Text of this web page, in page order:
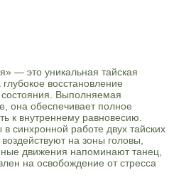
— это уникальная тайская
восстановление
Выполняемая
она обеспечивает полное
к внутреннему равновесию.
синхронной работе двух тайских
на зоны головы,
движения напоминают танец,
на освобождение от стресса